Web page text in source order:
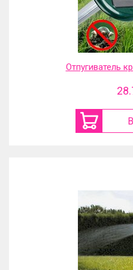
Отпугиватель